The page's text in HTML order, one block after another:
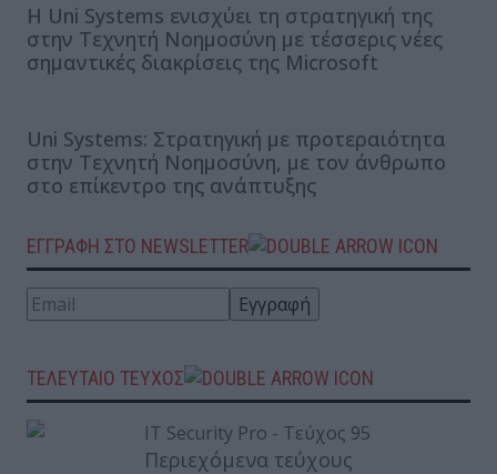
Η Uni Systems ενισχύει τη στρατηγική της
στην Τεχνητή Νοημοσύνη με τέσσερις νέες
σημαντικές διακρίσεις της Microsoft
Uni Systems: Στρατηγική με προτεραιότητα
στην Τεχνητή Νοημοσύνη, με τον άνθρωπο
στο επίκεντρο της ανάπτυξης
ΕΓΓΡΑΦΗ ΣΤΟ NEWSLETTER
ΤΕΛΕΥΤΑΙΟ ΤΕΥΧΟΣ
Περιεχόμενα τεύχους